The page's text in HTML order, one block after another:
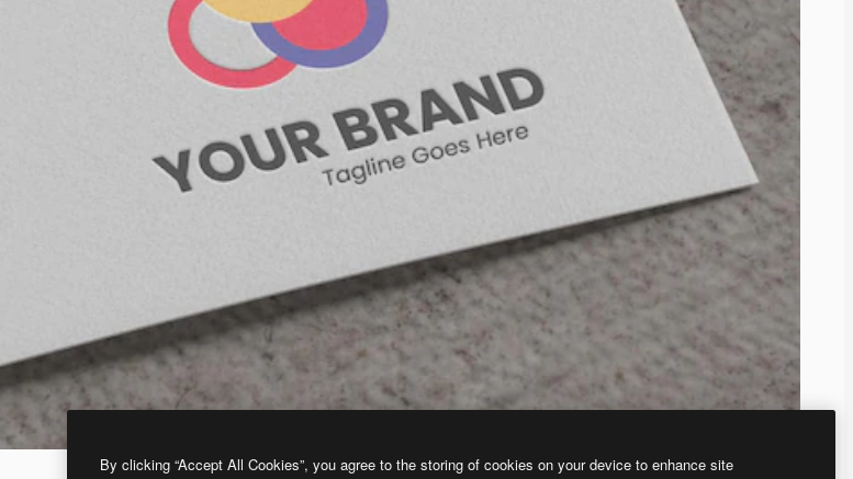
By clicking “Accept All Cookies”, you agree to the storing of cookies on your device to enhance site